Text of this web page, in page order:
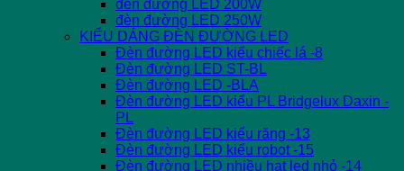
đèn đường LED 200W
đèn đường LED 250W
KIỂU DÁNG ĐÈN ĐƯỜNG LED
Đèn đường LED kiểu chiếc lá -8
Đèn đường LED ST-BL
Đèn đường LED -BLA
Đèn đường LED kiểu PL Bridgelux Daxin -
PL
Đèn đường LED kiểu răng -13
Đèn đường LED kiểu robot -15
Đèn đường LED nhiều hạt led nhỏ -14